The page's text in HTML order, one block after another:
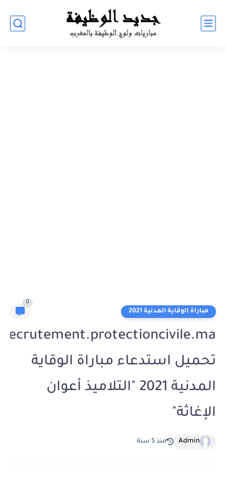
مباراة الوقاية المدنية 2021
0
recrutement.protectioncivile.ma
تحميل استدعاء مباراة الوقاية
المدنية 2021 "التلاميذ أعوان
الإغاثة"
Admin منذ 5 سنة